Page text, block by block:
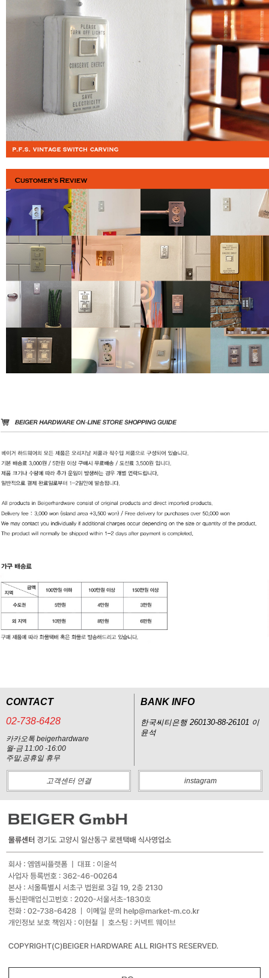
CONTACT
02-738-6428
카카오톡 beigerhardware
월-금 11:00 -16:00
주말,공휴일 휴무
BANK INFO
한국씨티은행 260130-88-26101 이
윤석
고객센터 연결 instagram